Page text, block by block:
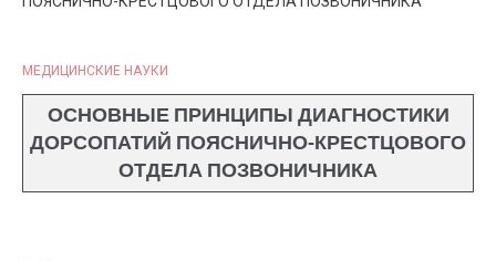
МЕДИЦИНСКИЕ НАУКИ
ОСНОВНЫЕ ПРИНЦИПЫ ДИАГНОСТИКИ
ДОРСОПАТИЙ ПОЯСНИЧНО-КРЕСТЦОВОГО
ОТДЕЛА ПОЗВОНИЧНИКА